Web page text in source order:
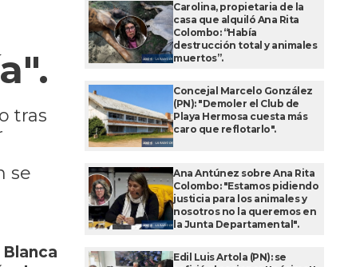
tras
se
Carolina, propietaria de la
casa que alquiló Ana Rita
Colombo: “Había
destrucción total y animales
muertos”.
Concejal Marcelo González
(PN): "Demoler el Club de
Playa Hermosa cuesta más
caro que reflotarlo".
Ana Antúnez sobre Ana Rita
Colombo: "Estamos pidiendo
justicia para los animales y
nosotros no la queremos en
la Junta Departamental".
Edil Luis Artola (PN): se